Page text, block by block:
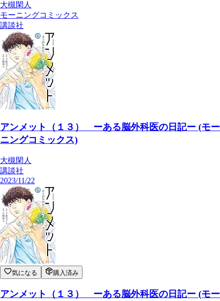
大槻閑人
モーニングコミックス
講談社
アンメット（１３） ーある脳外科医の日記ー (モー
ニングコミックス)
大槻閑人
講談社
2023/11/22
気になる 購入済み
アンメット（１３） ーある脳外科医の日記ー (モー